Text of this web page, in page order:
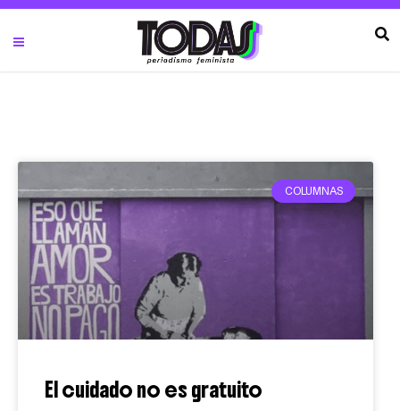
COLUMNAS
El cuidado no es gratuito